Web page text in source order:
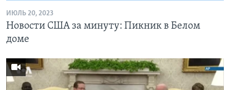
ИЮЛЬ 20, 2023
Новости США за минуту: Пикник в Белом
доме